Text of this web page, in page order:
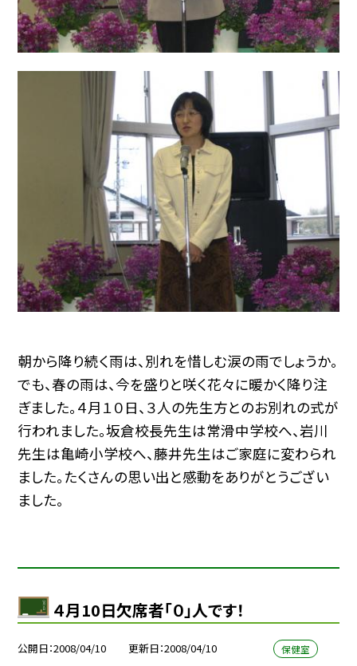
朝から降り続く雨は、別れを惜しむ涙の雨でしょうか。
でも、春の雨は、今を盛りと咲く花々に暖かく降り注
ぎました。４月１０日、３人の先生方とのお別れの式が
行われました。坂倉校長先生は常滑中学校へ、岩川
先生は亀崎小学校へ、藤井先生はご家庭に変わられ
ました。たくさんの思い出と感動をありがとうござい
ました。
４月10日欠席者「０」人です！
公開日 2008/04/10 更新日 2008/04/10 保健室